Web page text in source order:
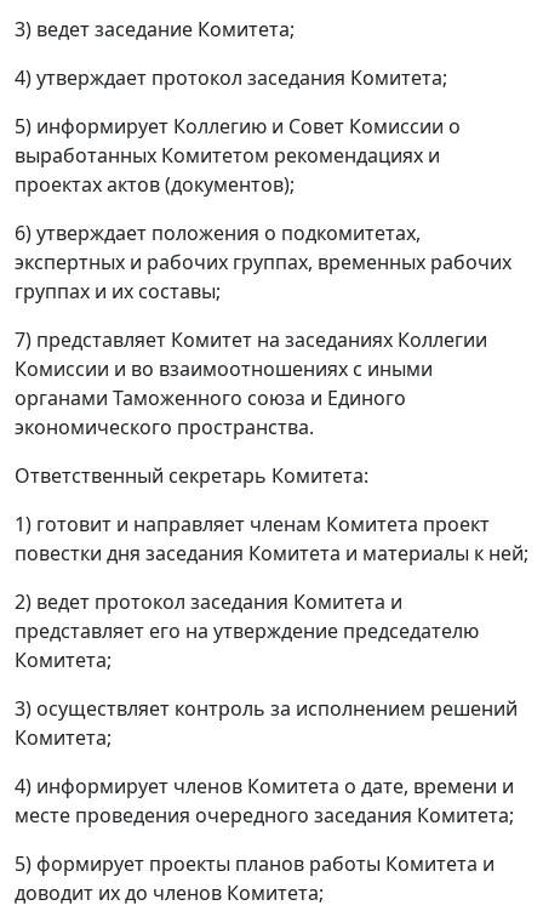
3) ведет заседание Комитета;
4) утверждает протокол заседания Комитета;
5) информирует Коллегию и Совет Комиссии о
выработанных Комитетом рекомендациях и
проектах актов (документов);
6) утверждает положения о подкомитетах,
экспертных и рабочих группах, временных рабочих
группах и их составы;
7) представляет Комитет на заседаниях Коллегии
Комиссии и во взаимоотношениях с иными
органами Таможенного союза и Единого
экономического пространства.
Ответственный секретарь Комитета:
1) готовит и направляет членам Комитета проект
повестки дня заседания Комитета и материалы к ней;
2) ведет протокол заседания Комитета и
представляет его на утверждение председателю
Комитета;
3) осуществляет контроль за исполнением решений
Комитета;
4) информирует членов Комитета о дате, времени и
месте проведения очередного заседания Комитета;
5) формирует проекты планов работы Комитета и
доводит их до членов Комитета;